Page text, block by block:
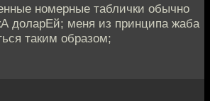
номерные таблички обычно
доларЕй; меня из принципа жаба
таким образом;